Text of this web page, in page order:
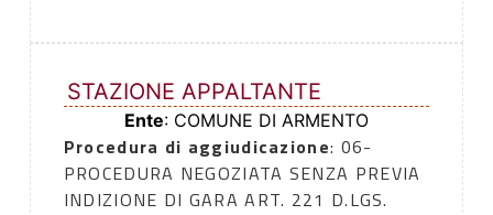
STAZIONE APPALTANTE
Ente: COMUNE DI ARMENTO
Procedura di aggiudicazione: 06-
PROCEDURA NEGOZIATA SENZA PREVIA
INDIZIONE DI GARA ART. 221 D.LGS.